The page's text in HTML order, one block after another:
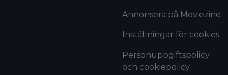
Annonsera på Moviezine
Inställningar för cookies
Personuppgiftspolicy
och cookiepolicy